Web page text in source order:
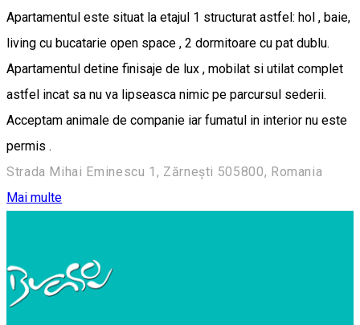
Apartamentul este situat la etajul 1 structurat astfel: hol , baie,
living cu bucatarie open space , 2 dormitoare cu pat dublu.
Apartamentul detine finisaje de lux , mobilat si utilat complet
astfel incat sa nu va lipseasca nimic pe parcursul sederii.
Acceptam animale de companie iar fumatul in interior nu este
permis .
Strada Mihai Eminescu 1, Zărnești 505800, Romania
Mai multe